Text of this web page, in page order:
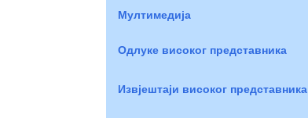
Мултимедија
Одлуке високог представника
Извјештаји високог представника